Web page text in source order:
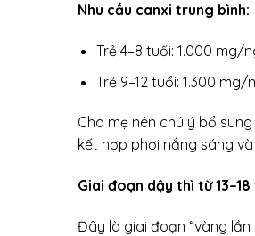
Nhu cầu canxi trung bình:
Trẻ 4–8 tuổi: 1.000 mg/
Trẻ 9–12 tuổi: 1.300 mg/
Cha mẹ nên chú ý bổ
kết hợp phơi nắng sáng
Giai đoạn dậy thì từ
Đây là giai đoạn “vàng